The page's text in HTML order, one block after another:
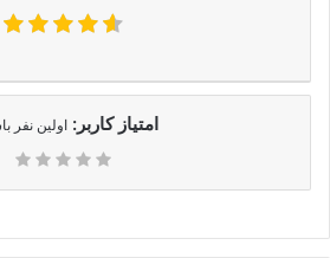
امتیاز کاربر: اولین نفر